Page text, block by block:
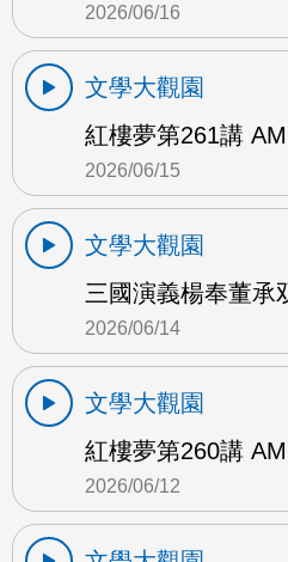
2026/06/16
文學大觀園
紅樓夢第261講 AM
2026/06/15
文學大觀園
三國演義楊奉董承
2026/06/14
文學大觀園
紅樓夢第260講 AM
2026/06/12